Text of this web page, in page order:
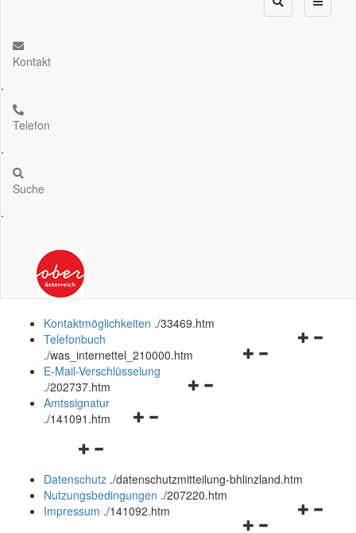
Kontakt
.
Telefon
.
Suche
.
Kontaktmöglichkeiten ./33469.htm
Navigationsmenü
Telefonbuch
./was_internettel_210000.htm
Navigationsmenü
E-Mail-Verschlüsselung
./202737.htm
Navigationsmenü
Amtssignatur
./141091.htm
Navigationsmenü
und
schließen
Datenschutz ./datenschutzmitteilung-bhlinzland.htm
Nutzungsbedingungen ./207220.htm
Navigationsmenü
Impressum ./141092.htm